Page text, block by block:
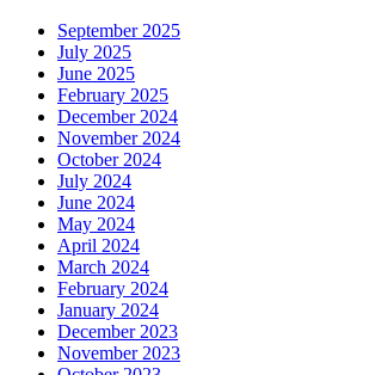
September 2025
July 2025
June 2025
February 2025
December 2024
November 2024
October 2024
July 2024
June 2024
May 2024
April 2024
March 2024
February 2024
January 2024
December 2023
November 2023